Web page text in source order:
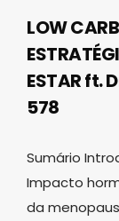
LOW
ESTAR ft.
578
Sumário
Impacto
da